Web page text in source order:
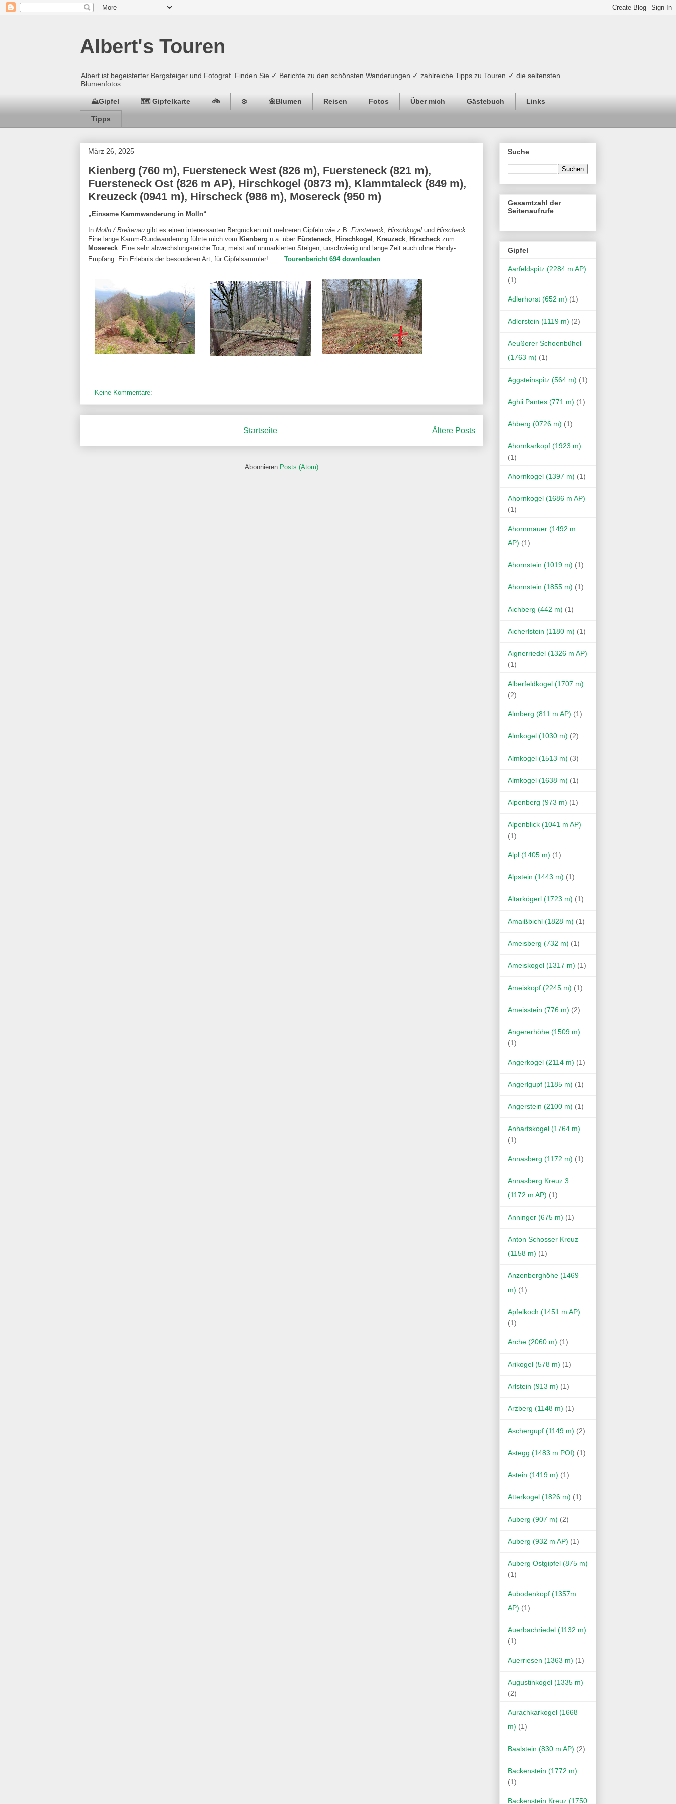
Albert's Touren
Albert ist begeisterter Bergsteiger und Fotograf. Finden Sie ✓ Berichte zu den schönsten Wanderungen ✓ zahlreiche Tipps zu Touren ✓ die seltensten
Blumenfotos
⛰️Gipfel 🗺️ Gipfelkarte 🚲 ❄️ 🌼Blumen Reisen Fotos Über mich Gästebuch Links
Tipps
März 26, 2025
Kienberg (760 m), Fuersteneck West (826 m), Fuersteneck (821 m),
Fuersteneck Ost (826 m AP), Hirschkogel (0873 m), Klammtaleck (849 m),
Kreuzeck (0941 m), Hirscheck (986 m), Mosereck (950 m)
„Einsame Kammwanderung in Molln“
In Molln / Breitenau gibt es einen interessanten Bergrücken mit mehreren Gipfeln wie z.B. Fürsteneck Hirschkogel und Hirscheck
Eine lange Kamm-Rundwanderung führte mich vom Kienberg u.a. über Fürsteneck Hirschkogel Kreuzeck Hirscheck zum
Mosereck . Eine sehr abwechslungsreiche Tour, meist auf unmarkierten Steigen, unschwierig und lange Zeit auch ohne Handy-
Empfang. Ein Erlebnis der besonderen Art, für Gipfelsammler!
Tourenbericht 694 downloaden
Keine Kommentare:
Ältere Posts
Startseite
Abonnieren Posts (Atom)
Suche
Gesamtzahl der
Seitenaufrufe
Gipfel
Aarfeldspitz (2284 m AP)
(1)
Adlerhorst (652 m) (1)
Adlerstein (1119 m) (2)
Aeußerer Schoenbühel
(1763 m) (1)
Aggsteinspitz (564 m) (1)
Aghii Pantes (771 m) (1)
Ahberg (0726 m) (1)
Ahornkarkopf (1923 m)
(1)
Ahornkogel (1397 m) (1)
Ahornkogel (1686 m AP)
(1)
Ahornmauer (1492 m
AP) (1)
Ahornstein (1019 m) (1)
Ahornstein (1855 m) (1)
Aichberg (442 m) (1)
Aicherlstein (1180 m) (1)
Aignerriedel (1326 m AP)
(1)
Alberfeldkogel (1707 m)
(2)
Almberg (811 m AP) (1)
Almkogel (1030 m) (2)
Almkogel (1513 m) (3)
Almkogel (1638 m) (1)
Alpenberg (973 m) (1)
Alpenblick (1041 m AP)
(1)
Alpl (1405 m) (1)
Alpstein (1443 m) (1)
Altarkögerl (1723 m) (1)
Amaißbichl (1828 m) (1)
Ameisberg (732 m) (1)
Ameiskogel (1317 m) (1)
Ameiskopf (2245 m) (1)
Ameisstein (776 m) (2)
Angererhöhe (1509 m)
(1)
Angerkogel (2114 m) (1)
Angerlgupf (1185 m) (1)
Angerstein (2100 m) (1)
Anhartskogel (1764 m)
(1)
Annasberg (1172 m) (1)
Annasberg Kreuz 3
(1172 m AP) (1)
Anninger (675 m) (1)
Anton Schosser Kreuz
(1158 m) (1)
Anzenberghöhe (1469
m) (1)
Apfelkoch (1451 m AP)
(1)
Arche (2060 m) (1)
Arikogel (578 m) (1)
Arlstein (913 m) (1)
Arzberg (1148 m) (1)
Aschergupf (1149 m) (2)
Astegg (1483 m POI) (1)
Astein (1419 m) (1)
Atterkogel (1826 m) (1)
Auberg (907 m) (2)
Auberg (932 m AP) (1)
Auberg Ostgipfel (875 m)
(1)
Aubodenkopf (1357m
AP) (1)
Auerbachriedel (1132 m)
(1)
Auerriesen (1363 m) (1)
Augustinkogel (1335 m)
(2)
Aurachkarkogel (1668
m) (1)
Baalstein (830 m AP) (2)
Backenstein (1772 m)
(1)
Backenstein Kreuz (1750